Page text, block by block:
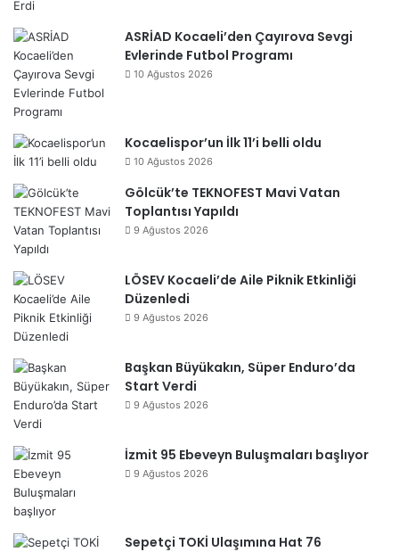
ASRİAD Kocaeli’den Çayırova Sevgi
Evlerinde Futbol Programı
10 Ağustos 2026
Kocaelispor’un İlk 11’i belli oldu
10 Ağustos 2026
Gölcük’te TEKNOFEST Mavi Vatan
Toplantısı Yapıldı
9 Ağustos 2026
LÖSEV Kocaeli’de Aile Piknik Etkinliği
Düzenledi
9 Ağustos 2026
Başkan Büyükakın, Süper Enduro’da
Start Verdi
9 Ağustos 2026
İzmit 95 Ebeveyn Buluşmaları başlıyor
9 Ağustos 2026
Sepetçi TOKİ Ulaşımına Hat 76